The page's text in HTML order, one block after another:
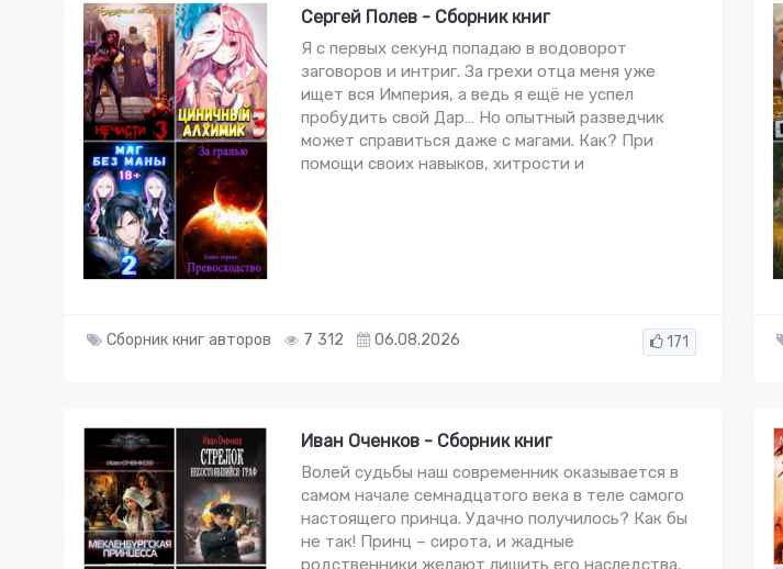
Сергей Полев - Сборник книг
Я с первых секунд попадаю в водоворот
заговоров и интриг. За грехи отца меня уже
ищет вся Империя, а ведь я ещё не успел
пробудить свой Дар… Но опытный разведчик
может справиться даже с магами. Как? При
помощи своих навыков, хитрости и
Сборник книг авторов 7 312 06.08.2026 171
Иван Оченков - Сборник книг
Волей судьбы наш современник оказывается в
самом начале семнадцатого века в теле самого
настоящего принца. Удачно получилось? Как бы
не так! Принц – сирота, и жадные
родственники желают лишить его наследства,